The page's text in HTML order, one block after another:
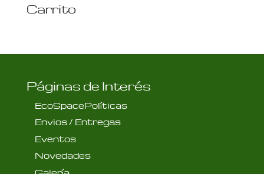
Carrito
Páginas de Interés
EcoSpacePolíticas
Envios / Entregas
Eventos
Novedades